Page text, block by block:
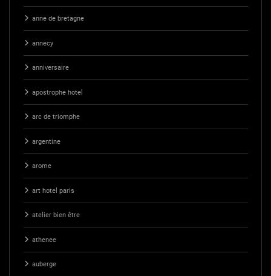
anne de bretagne
annecy
anniversaire
apostrophe hotel
arc de triomphe
argentine
arome
art hotel paris
atelier bien être
athenee
auberge